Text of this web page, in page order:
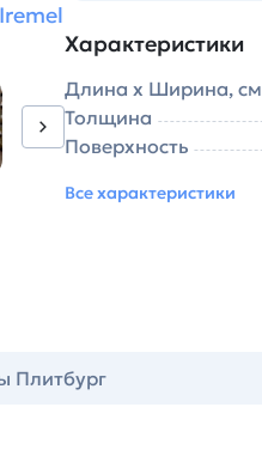
Характеристики
Длина х Ширина, см
Толщина
Поверхность
Все характеристики
Плитбург